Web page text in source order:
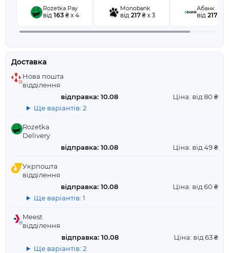
Rozetka Pay
від 163₴ x 4
Monobank
від 217₴ x 3
Абанк
від 217₴ x
Доставка
Нова пошта
відділення
відправка: 10.08
Ціна: від 80 ₴
Ще варіантів: 2
Rozetka
Delivery
відправка: 10.08
Ціна: від 49 ₴
Укрпошта
відділення
відправка: 10.08
Ціна: від 60 ₴
Ще варіантів: 1
Meest
відділення
відправка: 10.08
Ціна: від 63 ₴
Ще варіантів: 2